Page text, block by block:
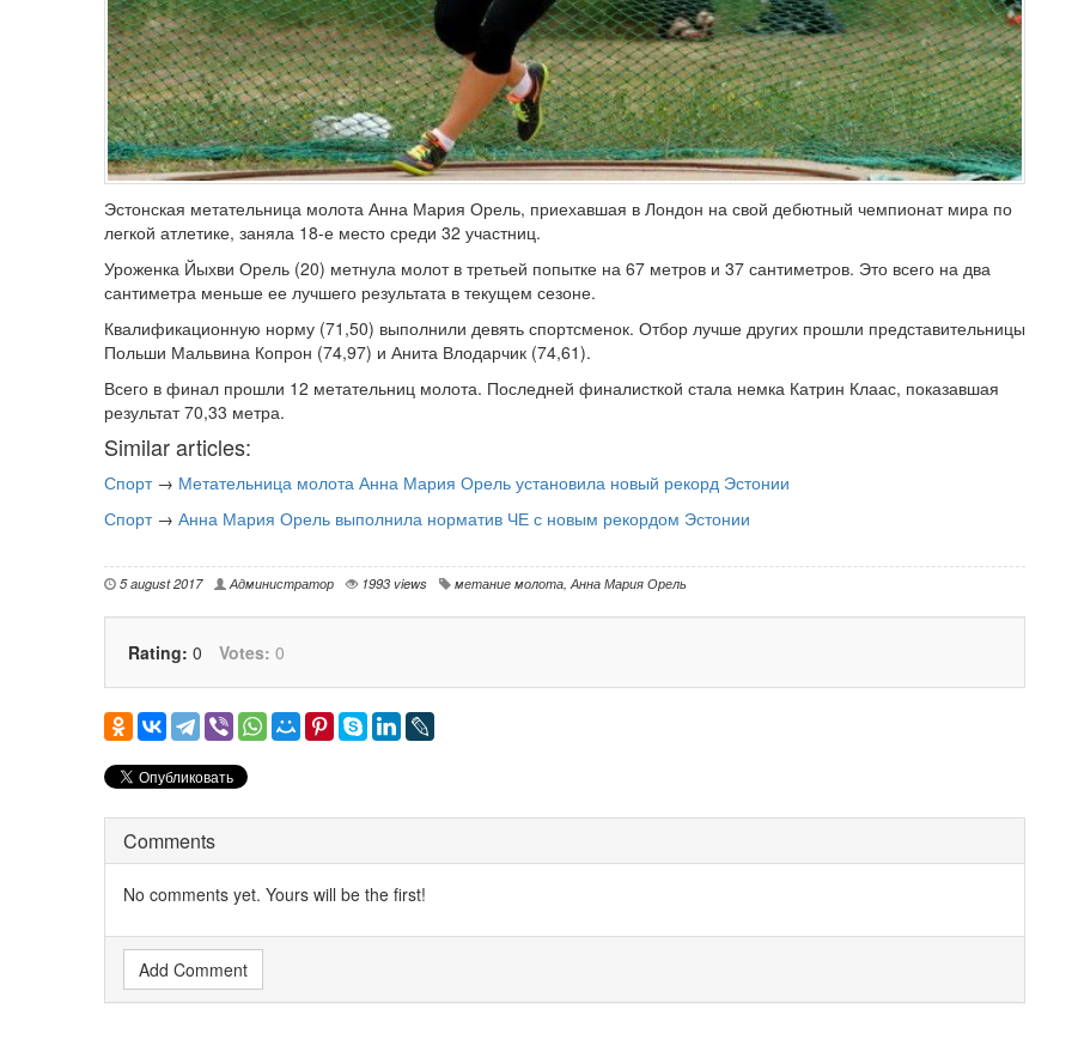
Эстонская метательница молота Анна Мария Орель, приехавшая в Лондон на свой дебютный чемпионат мира по
легкой атлетике, заняла 18-е место среди 32 участниц.
Уроженка Йыхви Орель (20) метнула молот в третьей попытке на 67 метров и 37 сантиметров. Это всего на два
сантиметра меньше ее лучшего результата в текущем сезоне.
Квалификационную норму (71,50) выполнили девять спортсменок. Отбор лучше других прошли представительницы
Польши Мальвина Копрон (74,97) и Анита Влодарчик (74,61).
Всего в финал прошли 12 метательниц молота. Последней финалисткой стала немка Катрин Клаас, показавшая
результат 70,33 метра.
Similar articles:
Спорт→ Метательница молота Анна Мария Орель установила новый рекорд Эстонии
Спорт→ Анна Мария Орель выполнила норматив ЧЕ с новым рекордом Эстонии
5 august 2017 Администратор 1993 views метание молота, Анна Мария Орель
Rating: 0 Votes: 0
Comments
No comments yet. Yours will be the first!
Add Comment